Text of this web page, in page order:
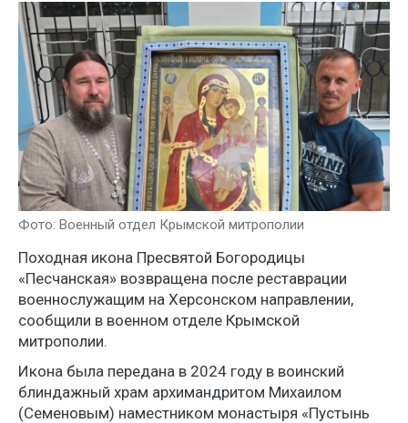
Фото: Военный отдел Крымской митрополии
Походная икона Пресвятой Богородицы
«Песчанская» возвращена после реставрации
военнослужащим на Херсонском направлении,
сообщили в военном отделе Крымской
митрополии.
Икона была передана в 2024 году в воинский
блиндажный храм архимандритом Михаилом
(Семеновым) наместником монастыря «Пустынь